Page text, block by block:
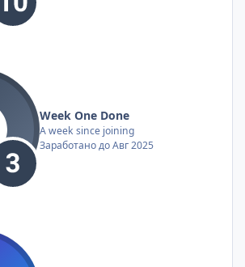
Week One Done
A week since joining
Заработано до Авг 2025